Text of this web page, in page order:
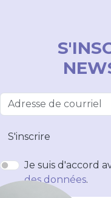
S'inscrire
Je suis d'accord
des données.